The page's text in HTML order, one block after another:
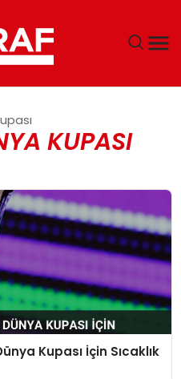
KUPASI
Kupası İçin Sıcaklık